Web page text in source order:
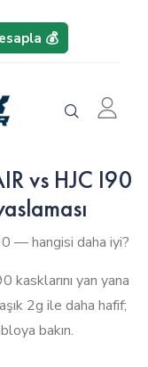
💰
vs HJC I90
— hangisi daha iyi?
yan yana
2g ile daha hafif;
bakın.